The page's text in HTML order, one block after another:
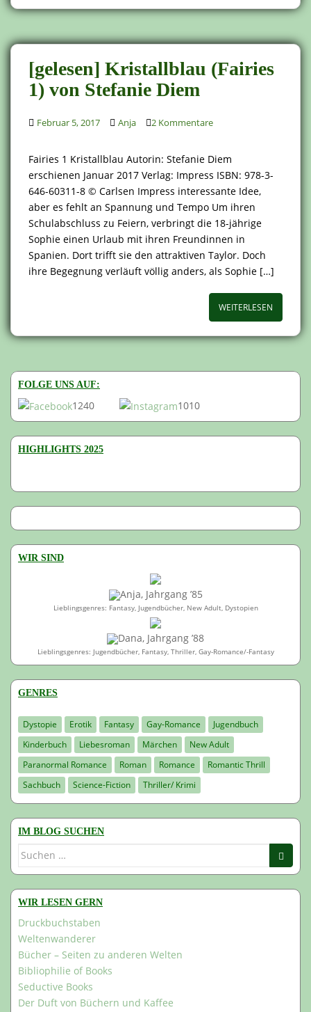
[gelesen] Kristallblau (Fairies
1) von Stefanie Diem
Februar 5, 2017 Anja 2 Kommentare
Fairies 1 Kristallblau Autorin: Stefanie Diem
erschienen Januar 2017 Verlag: Impress ISBN: 978-3-
646-60311-8 © Carlsen Impress interessante Idee,
aber es fehlt an Spannung und Tempo Um ihren
Schulabschluss zu Feiern, verbringt die 18-jährige
Sophie einen Urlaub mit ihren Freundinnen in
Spanien. Dort trifft sie den attraktiven Taylor. Doch
ihre Begegnung verläuft völlig anders, als Sophie […]
WEITERLESEN
FOLGE UNS AUF:
1240 1010
HIGHLIGHTS 2025
WIR SIND
Anja, Jahrgang ’85
Lieblingsgenres: Fantasy, Jugendbücher, New Adult, Dystopien
Dana, Jahrgang ’88
Lieblingsgenres: Jugendbücher, Fantasy, Thriller, Gay-Romance/-Fantasy
GENRES
Dystopie Erotik Fantasy Gay-Romance
Jugendbuch
Kinderbuch
Liebesroman Märchen
New Adult
Paranormal Romance
Roman Romance
Romantic Thrill
Sachbuch
Science-Fiction Thriller/ Krimi
IM BLOG SUCHEN
Suchen
WIR LESEN GERN
Druckbuchstaben
Weltenwanderer
Bücher – Seiten zu anderen Welten
Bibliophilie of Books
Seductive Books
Der Duft von Büchern und Kaffee